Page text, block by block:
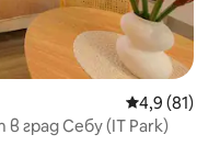
Средна
4,9 (81)
град Себу (IT Park)